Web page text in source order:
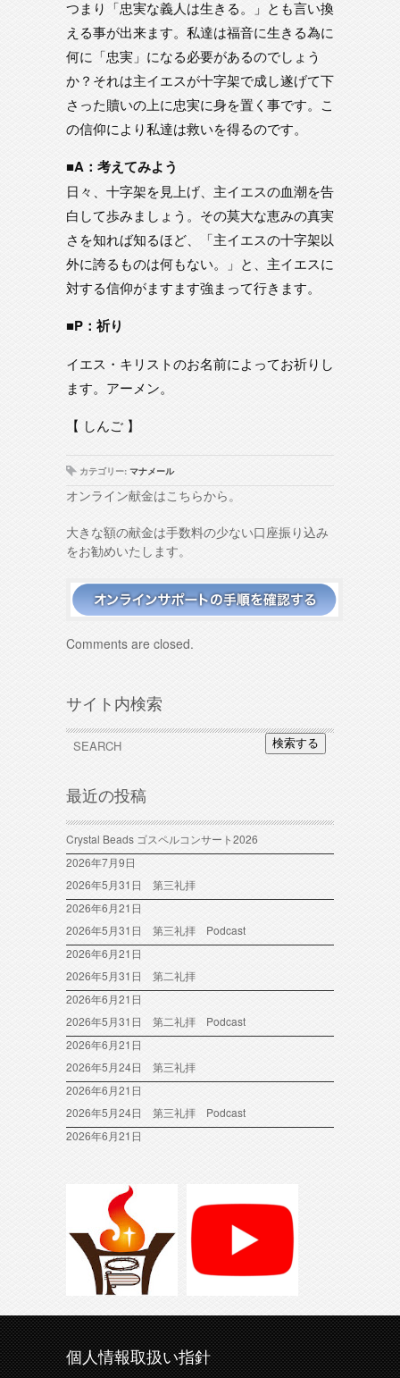
つまり「忠実な義人は生きる。」とも言い換
える事が出来ます。私達は福音に生きる為に
何に「忠実」になる必要があるのでしょう
か？それは主イエスが十字架で成し遂げて下
さった贖いの上に忠実に身を置く事です。こ
の信仰により私達は救いを得るのです。
■A：考えてみよう
日々、十字架を見上げ、主イエスの血潮を告
白して歩みましょう。その莫大な恵みの真実
さを知れば知るほど、「主イエスの十字架以
外に誇るものは何もない。」と、主イエスに
対する信仰がますます強まって行きます。
■P：祈り
イエス・キリストのお名前によってお祈りし
ます。アーメン。
【 しんご 】
カテゴリー: マナメール
オンライン献金はこちらから。
大きな額の献金は手数料の少ない口座振り込み
をお勧めいたします。
Comments are closed.
サイト内検索
検索する
最近の投稿
Crystal Beads ゴスペルコンサート2026
2026年7月9日
2026年5月31日 第三礼拝
2026年6月21日
2026年5月31日 第三礼拝 Podcast
2026年6月21日
2026年5月31日 第二礼拝
2026年6月21日
2026年5月31日 第二礼拝 Podcast
2026年6月21日
2026年5月24日 第三礼拝
2026年6月21日
2026年5月24日 第三礼拝 Podcast
2026年6月21日
個人情報取扱い指針